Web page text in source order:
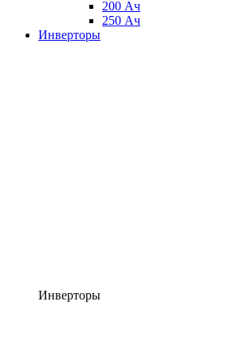
200 Ач
250 Ач
Инверторы
Инверторы